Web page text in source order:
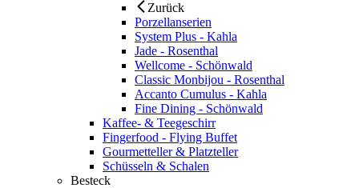
Zurück
Porzellanserien
System Plus - Kahla
Jade - Rosenthal
Wellcome - Schönwald
Classic Monbijou - Rosenthal
Accanto Cumulus - Kahla
Fine Dining - Schönwald
Kaffee- & Teegeschirr
Fingerfood - Flying Buffet
Gourmetteller & Platzteller
Schüsseln & Schalen
Besteck